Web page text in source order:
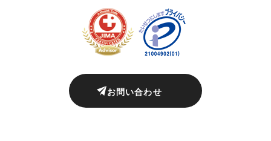
お問い合わせ